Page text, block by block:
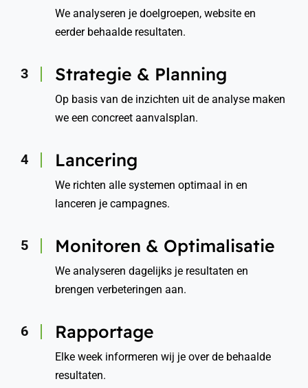
We analyseren je doelgroepen, website en
eerder behaalde resultaten.
Strategie & Planning
Op basis van de inzichten uit de analyse maken
we een concreet aanvalsplan.
Lancering
We richten alle systemen optimaal in en
lanceren je campagnes.
Monitoren & Optimalisatie
We analyseren dagelijks je resultaten en
brengen verbeteringen aan.
Rapportage
Elke week informeren wij je over de behaalde
resultaten.